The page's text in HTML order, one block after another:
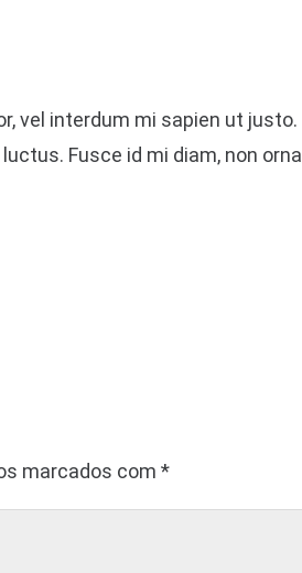
vel interdum mi sapien ut
Fusce id mi diam, non
marcados com *